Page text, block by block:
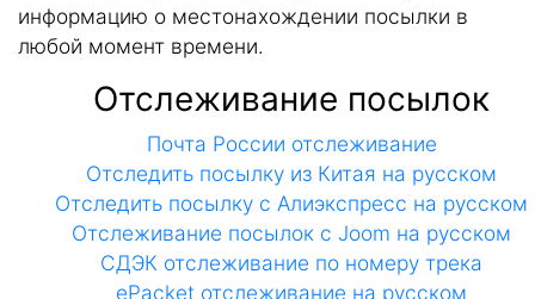
информацию о местонахождении посылки в
любой момент времени.
Отслеживание посылок
Почта России отслеживание
Отследить посылку из Китая на русском
Отследить посылку с Алиэкспресс на русском
Отслеживание посылок с Joom на русском
СДЭК отслеживание по номеру трека
ePacket отслеживание на русском